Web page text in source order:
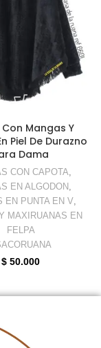
Mangas Y
Piel De Durazno
Dama
CON CAPOTA,
EN ALGODON ,
EN PUNTA EN V,
MAXIRUANAS EN
FELPA
$ 50.000